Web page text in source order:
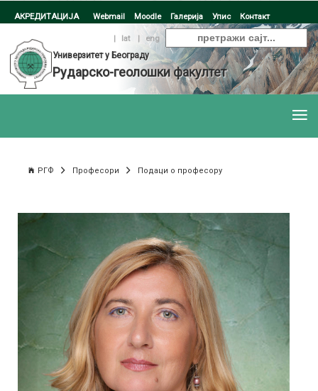
АКРЕДИТАЦИЈА Webmail Moodle Галерија Упис Контакт
| lat |
eng
Универзитет у Београду
Рударско-геолошки факултет
РГФ Професори Подаци о професору